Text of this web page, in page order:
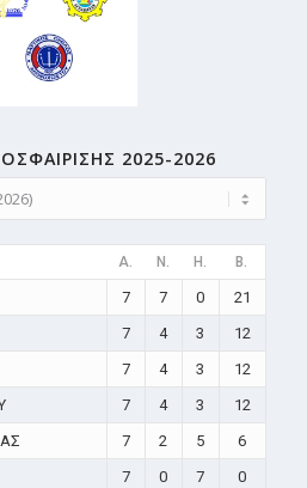
2025-2026
A. N. H. B.
7 7 0
21
7 4 3
12
7 4 3
12
7 4 3
12
7 2 5
6
7 0 7 0